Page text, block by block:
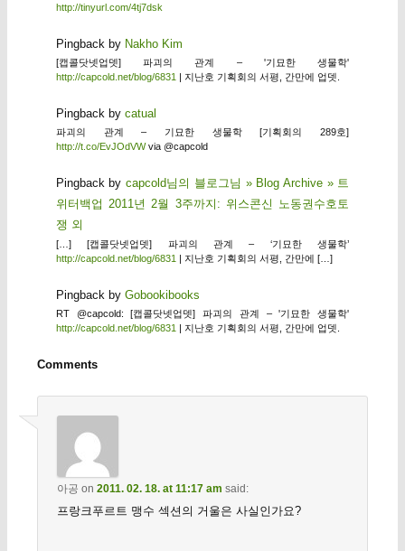
http://tinyurl.com/4tj7dsk
Pingback by Nakho Kim
[캡콜닷넷업뎃] 파괴의 관계 – '기묘한 생물학'
http://capcold.net/blog/6831 | 지난호 기획회의 서평, 간만에 업뎃.
Pingback by catual
파괴의 관계 – 기묘한 생물학 [기획회의 289호]
http://t.co/EvJOdVWvia @capcold
Pingback bycapcold님의 블로그님 » Blog Archive » 트
위터백업 2011년 2월 3주까지: 위스콘신 노동권수호토
쟁 외
[…] [캡콜닷넷업뎃] 파괴의 관계 – ‘기묘한 생물학’
http://capcold.net/blog/6831 | 지난호 기획회의 서평, 간만에 […]
Pingback by Gobookibooks
RT @capcold: [캡콜닷넷업뎃] 파괴의 관계 – '기묘한 생물학'
http://capcold.net/blog/6831 | 지난호 기획회의 서평, 간만에 업뎃.
Comments
아공 on 2011. 02. 18. at 11:17 am said:
프랑크푸르트 맹수 섹션의 거울은 사실인가요?